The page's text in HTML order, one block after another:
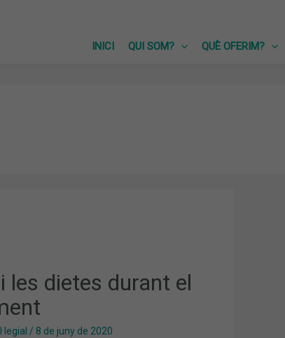
INICI
QUI SOM? QUÈ OFERIM?
les dietes durant el
/ 8 de juny de 2020